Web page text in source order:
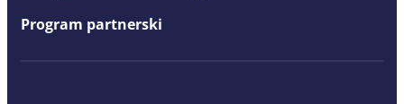
Program partnerski